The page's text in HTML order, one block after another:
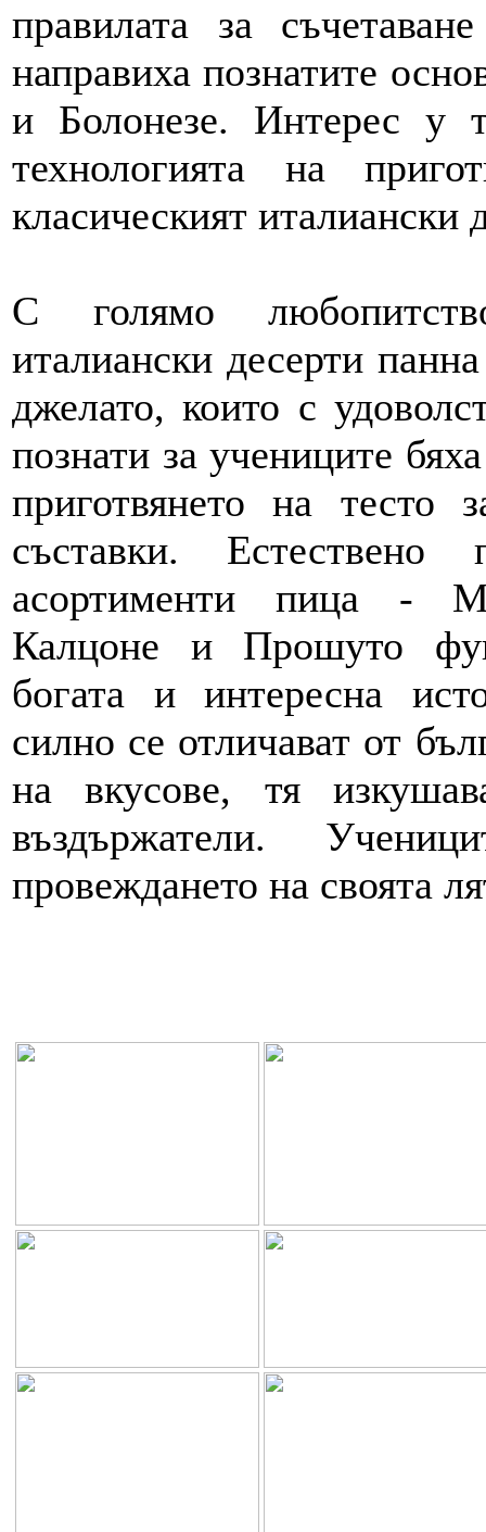
правилата за
направиха познатите
и Болонезе. Интерес у
технологията на
класическият италиански
С голямо
италиански десерти
джелато, които с
познати за учениците
приготвянето на тесто
съставки. Естествено
асортименти пица -
Калцоне и Прошуто
богата и интересна
силно се отличават от
на вкусове, тя
въздържатели.
провеждането на своята